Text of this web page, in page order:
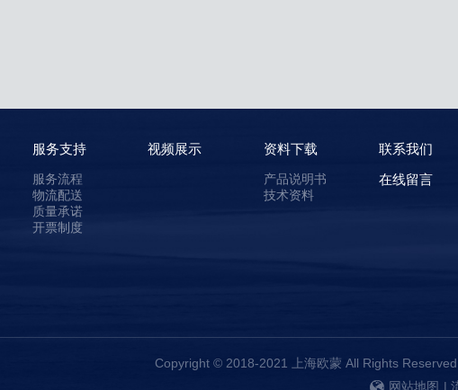
服务支持
服务流程
物流配送
质量承诺
开票制度
视频展示 资料下载
产品说明书
技术资料
联系我们
在线留言
Copyright © 2018-2021 上海欧蒙 All Rights
网站地图 |